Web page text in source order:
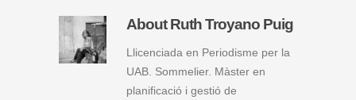
About Ruth Troyano Puig
Llicenciada en Periodisme per la
UAB. Sommelier. Màster en
planificació i gestió de